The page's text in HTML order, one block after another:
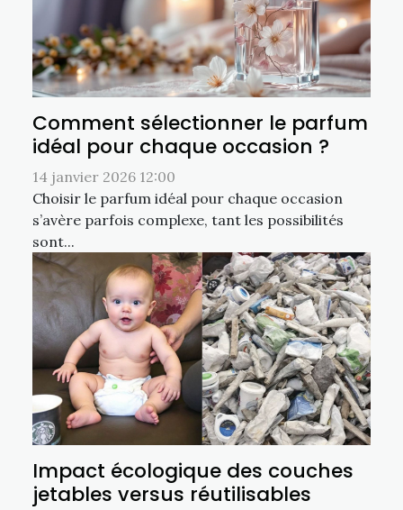
Comment sélectionner le parfum
idéal pour chaque occasion ?
14 janvier 2026 12:00
Choisir le parfum idéal pour chaque occasion
s’avère parfois complexe, tant les possibilités
sont...
Impact écologique des couches
jetables versus réutilisables